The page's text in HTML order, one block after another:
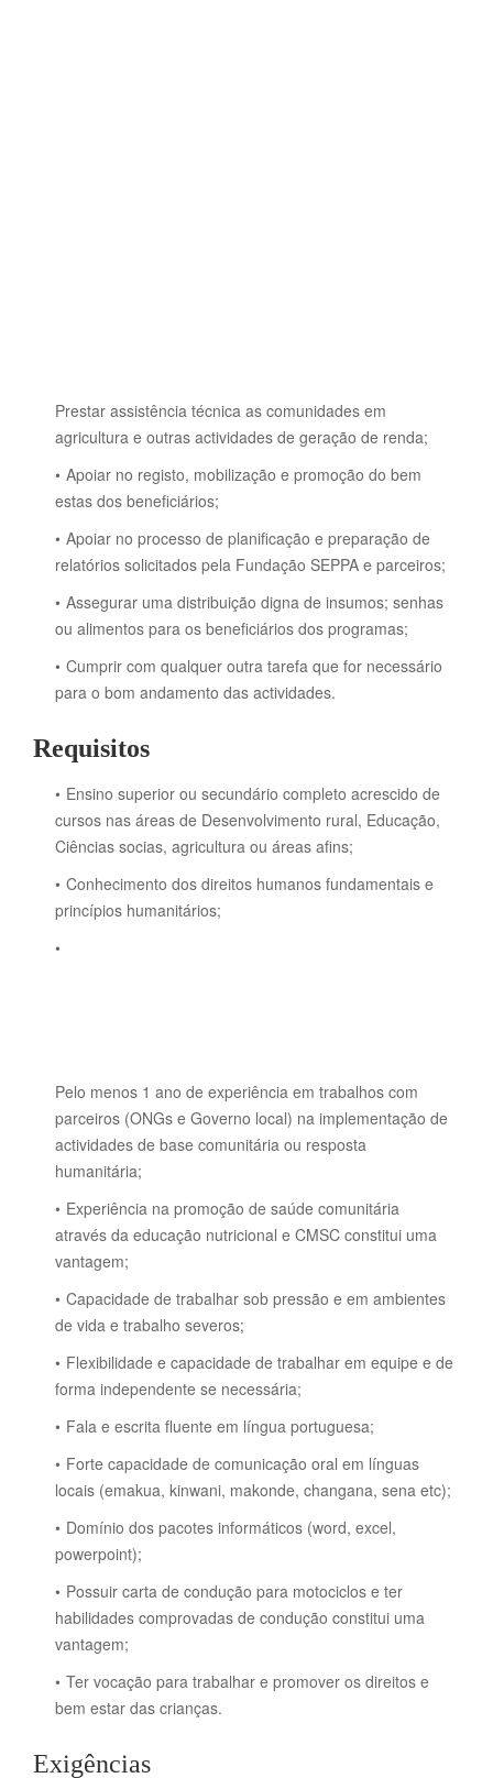
Prestar assistência técnica as comunidades em
agricultura e outras actividades de geração de renda;
Apoiar no registo, mobilização e promoção do bem
estas dos beneficiários;
Apoiar no processo de planificação e preparação de
relatórios solicitados pela Fundação SEPPA e parceiros;
Assegurar uma distribuição digna de insumos; senhas
ou alimentos para os beneficiários dos programas;
Cumprir com qualquer outra tarefa que for necessário
para o bom andamento das actividades.
Requisitos
Ensino superior ou secundário completo acrescido de
cursos nas áreas de Desenvolvimento rural, Educação,
Ciências socias, agricultura ou áreas afins;
Conhecimento dos direitos humanos fundamentais e
princípios humanitários;
Pelo menos 1 ano de experiência em trabalhos com
parceiros (ONGs e Governo local) na implementação de
actividades de base comunitária ou resposta
humanitária;
Experiência na promoção de saúde comunitária
através da educação nutricional e CMSC constitui uma
vantagem;
Capacidade de trabalhar sob pressão e em ambientes
de vida e trabalho severos;
Flexibilidade e capacidade de trabalhar em equipe e de
forma independente se necessária;
Fala e escrita fluente em língua portuguesa;
Forte capacidade de comunicação oral em línguas
locais (emakua, kinwani, makonde, changana, sena etc);
Domínio dos pacotes informáticos (word, excel,
powerpoint);
Possuir carta de condução para motociclos e ter
habilidades comprovadas de condução constitui uma
vantagem;
Ter vocação para trabalhar e promover os direitos e
bem estar das crianças.
Exigências